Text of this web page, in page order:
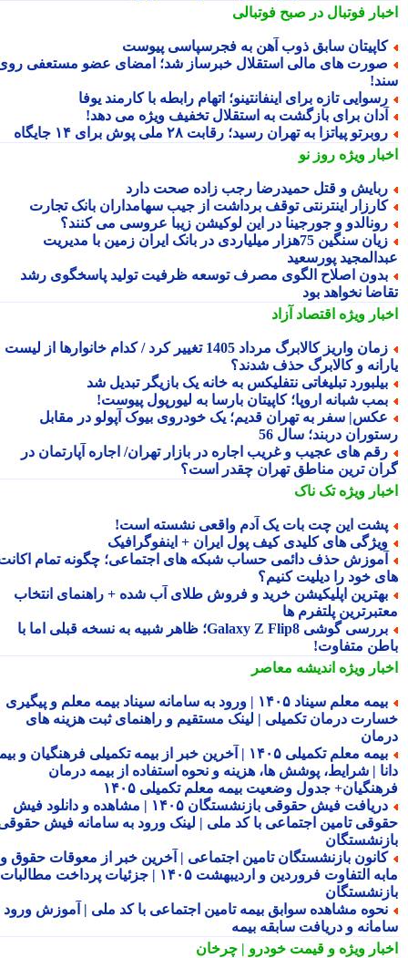
فوتبال در صبح فوتبالی
سابق ذوب آهن به فجرسپاسی پیوست
های مالی استقلال خبرساز شد؛ امضای عضو مستعفی روی
تازه برای اینفانتینو؛ اتهام رابطه با کارمند یوفا
برای بازگشت به استقلال تخفیف ویژه می دهد!
پیاتزا به تهران رسید؛ رقابت ۲۸ ملی پوش برای ۱۴ جایگاه
ویژهروز نو
و قتل حمیدرضا رجب زاده صحت دارد
اینترنتی توقف برداشت از جیب سهامداران بانک تجارت
و جورجینا در این لوکیشن زیبا عروسی می کنند؟
زیان سنگین 75هزار میلیاردی در بانک ایران زمین با مدیریت
پورسعید
اصلاح الگوی مصرف توسعه ظرفیت تولید پاسخگوی رشد
نخواهد بود
ویژهاقتصاد آزاد
زمان واریز کالابرگ مرداد 1405 تغییر کرد / کدام خانوارها از لیست
و کالابرگ حذف شدند؟
تبلیغاتی نتفلیکس به خانه یک بازیگر تبدیل شد
شبانه اروپا؛ کاپیتان بارسا به لیورپول پیوست!
سفر به تهران قدیم؛ یک خودروی بیوک آپولو در مقابل
دربند؛ سال 56
های عجیب و غریب اجاره در بازار تهران/ اجاره آپارتمان در
ترین مناطق تهران چقدر است؟
ویژهتک ناک
این چت بات یک آدم واقعی نشسته است!
های کلیدی کیف پول ایران + اینفوگرافیک
حذف دائمی حساب شبکه های اجتماعی؛ چگونه تمام اکانت
خود را دیلیت کنیم؟
اپلیکیشن خرید و فروش طلای آب شده + راهنمای انتخاب
پلتفرم ها
بررسی گوشی Galaxy Z Flip8؛ ظاهر شبیه به نسخه قبلی اما با
متفاوت!
ویژهاندیشه معاصر
بیمه معلم سیناد ۱۴۰۵ | ورود به سامانه سیناد بیمه معلم و پیگیری
درمان تکمیلی | لینک مستقیم و راهنمای ثبت هزینه های
بیمه معلم تکمیلی ۱۴۰۵ | آخرین خبر از بیمه تکمیلی فرهنگیان و بیمه
| شرایط، پوشش ها، هزینه و نحوه استفاده از بیمه درمان
جدول وضعیت بیمه معلم تکمیلی ۱۴۰۵
دریافت فیش حقوقی بازنشستگان ۱۴۰۵ | مشاهده و دانلود فیش
تامین اجتماعی با کد ملی | لینک ورود به سامانه فیش حقوقی
بازنشستگان تامین اجتماعی | آخرین خبر از معوقات حقوق و
مابه التفاوت فروردین و اردیبهشت ۱۴۰۵ | جزئیات پرداخت مطالبات
مشاهده سوابق بیمه تامین اجتماعی با کد ملی | آموزش ورود به
و دریافت سابقه بیمه
ویژهو قیمت خودرو | چرخان